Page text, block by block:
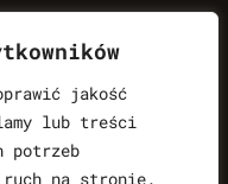
jakość
lub treści
potrzeb
ruch na stronie.